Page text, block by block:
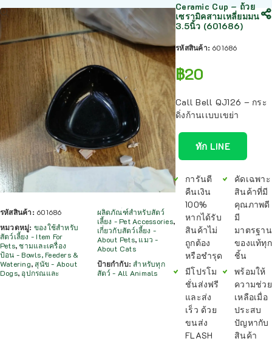
รหัสสินค้า: 601686
หมวดหมู่: ของใช้สำหรับ
สัตว์เลี้ยง - Item For
Pets,ชามและเครื่อง
ป้อน - Bowls, Feeders &
Watering,สุนัข - About
Dogs, อุปกรณและ
ผลิตภัณฑ์สำหรับสัตว์
เลี้ยง - Pet Accessories,
เกี่ยวกับสัตว์เลี้ยง -
About Pets, แมว -
About Cats
ป้ายกำกับ:สำหรับทุก
สัตว์ - All Animals
Ceramic Cup – ถ้วย
เซรามิคสามเหลี่ยมมน
3.5นิ้ว (601686)
รหัสสินค้า: 601686
฿20
Call Bell QJ126 – กระ
ดิ่งก้านเเบบเขย่า
ทัก LINE
การันตี
คืนเงิน
100%
หากได้รับ
สินค้าไม่
ถูกต้อง
หรือชำรุด
มีโปรโม
ชั่นส่งฟรี
และส่ง
เร็ว ด้วย
ขนส่ง
FLASH
คัดเฉพาะ
สินค้าที่มี
คุณภาพดี
มี
มาตรฐาน
ของแท้ทุก
ชิ้น
พร้อมให้
ความช่วย
เหลือเมื่อ
ประสบ
ปัญหากับ
สินค้า